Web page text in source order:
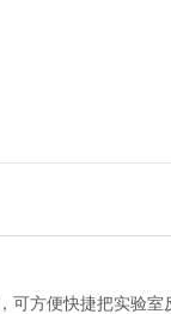
可方便快捷把实验室